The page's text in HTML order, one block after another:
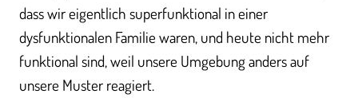
dass wir eigentlich superfunktional in einer
dysfunktionalen Familie waren, und heute nicht mehr
funktional sind, weil unsere Umgebung anders auf
unsere Muster reagiert.